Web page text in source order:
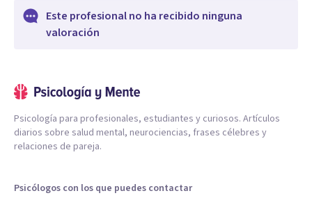
Este profesional no ha recibido ninguna
valoración
Psicología para profesionales, estudiantes y curiosos. Artículos
diarios sobre salud mental, neurociencias, frases célebres y
relaciones de pareja.
Psicólogos con los que puedes contactar